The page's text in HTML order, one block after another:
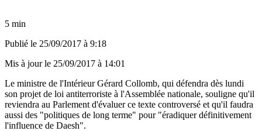
5 min
Publié le 25/09/2017 à 9:18
Mis à jour le 25/09/2017 à 14:01
Le ministre de l'Intérieur Gérard Collomb, qui défendra dès lundi
son projet de loi antiterroriste à l'Assemblée nationale, souligne qu'il
reviendra au Parlement d'évaluer ce texte controversé et qu'il faudra
aussi des "politiques de long terme" pour "éradiquer définitivement
l'influence de Daesh".